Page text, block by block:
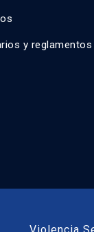
y reglamentos